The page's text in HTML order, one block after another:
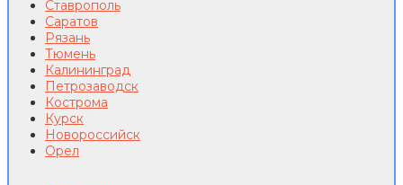
Ставрополь
Саратов
Рязань
Тюмень
Калининград
Петрозаводск
Кострома
Курск
Новороссийск
Орел